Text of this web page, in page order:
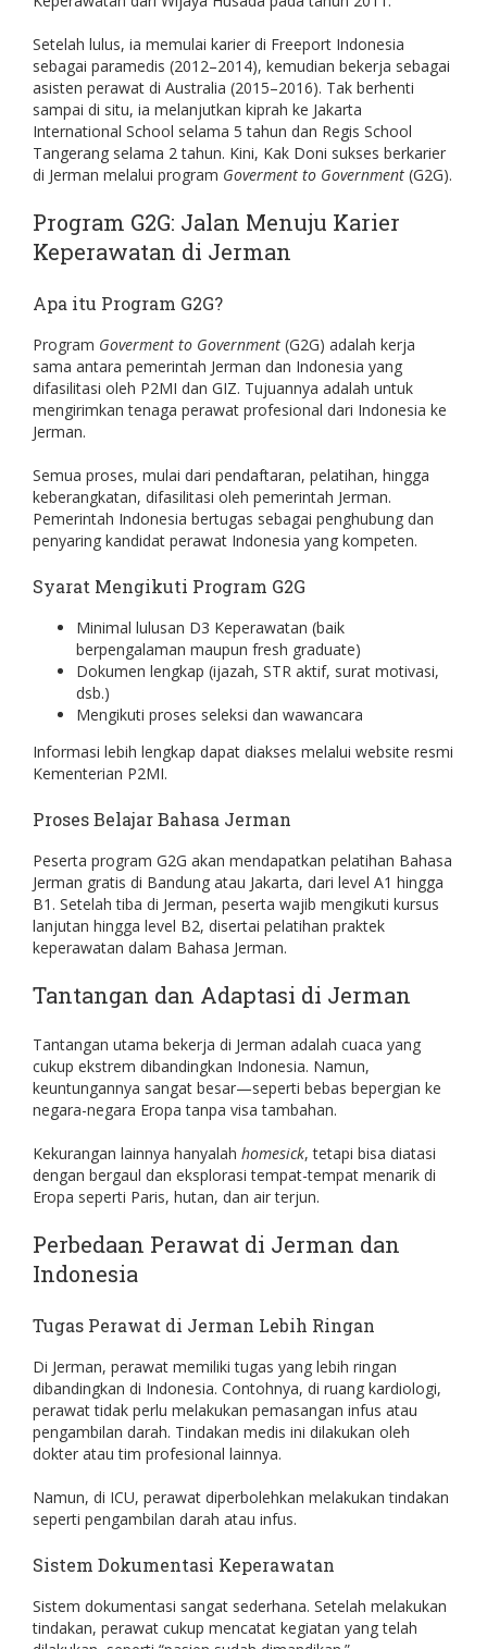
Setelah lulus, ia memulai karier di Freeport Indonesia
sebagai paramedis (2012–2014), kemudian bekerja sebagai
asisten perawat di Australia (2015–2016). Tak berhenti
sampai di situ, ia melanjutkan kiprah ke Jakarta
International School selama 5 tahun dan Regis School
Tangerang selama 2 tahun. Kini, Kak Doni sukses berkarier
di Jerman melalui program Goverment to Government (G2G).
Program G2G: Jalan Menuju Karier
Keperawatan di Jerman
Apa itu Program G2G?
Program Goverment to Government (G2G) adalah kerja
sama antara pemerintah Jerman dan Indonesia yang
difasilitasi oleh P2MI dan GIZ. Tujuannya adalah untuk
mengirimkan tenaga perawat profesional dari Indonesia ke
Jerman.
Semua proses, mulai dari pendaftaran, pelatihan, hingga
keberangkatan, difasilitasi oleh pemerintah Jerman.
Pemerintah Indonesia bertugas sebagai penghubung dan
penyaring kandidat perawat Indonesia yang kompeten.
Syarat Mengikuti Program G2G
Minimal lulusan D3 Keperawatan (baik
berpengalaman maupun fresh graduate)
Dokumen lengkap (ijazah, STR aktif, surat motivasi,
dsb.)
Mengikuti proses seleksi dan wawancara
Informasi lebih lengkap dapat diakses melalui website resmi
Kementerian P2MI.
Proses Belajar Bahasa Jerman
Peserta program G2G akan mendapatkan pelatihan Bahasa
Jerman gratis di Bandung atau Jakarta, dari level A1 hingga
B1. Setelah tiba di Jerman, peserta wajib mengikuti kursus
lanjutan hingga level B2, disertai pelatihan praktek
keperawatan dalam Bahasa Jerman.
Tantangan dan Adaptasi di Jerman
Tantangan utama bekerja di Jerman adalah cuaca yang
cukup ekstrem dibandingkan Indonesia. Namun,
keuntungannya sangat besar—seperti bebas bepergian ke
negara-negara Eropa tanpa visa tambahan.
Kekurangan lainnya hanyalah homesick, tetapi bisa diatasi
dengan bergaul dan eksplorasi tempat-tempat menarik di
Eropa seperti Paris, hutan, dan air terjun.
Perbedaan Perawat di Jerman dan
Indonesia
Tugas Perawat di Jerman Lebih Ringan
Di Jerman, perawat memiliki tugas yang lebih ringan
dibandingkan di Indonesia. Contohnya, di ruang kardiologi,
perawat tidak perlu melakukan pemasangan infus atau
pengambilan darah. Tindakan medis ini dilakukan oleh
dokter atau tim profesional lainnya.
Namun, di ICU, perawat diperbolehkan melakukan tindakan
seperti pengambilan darah atau infus.
Sistem Dokumentasi Keperawatan
Sistem dokumentasi sangat sederhana. Setelah melakukan
tindakan, perawat cukup mencatat kegiatan yang telah